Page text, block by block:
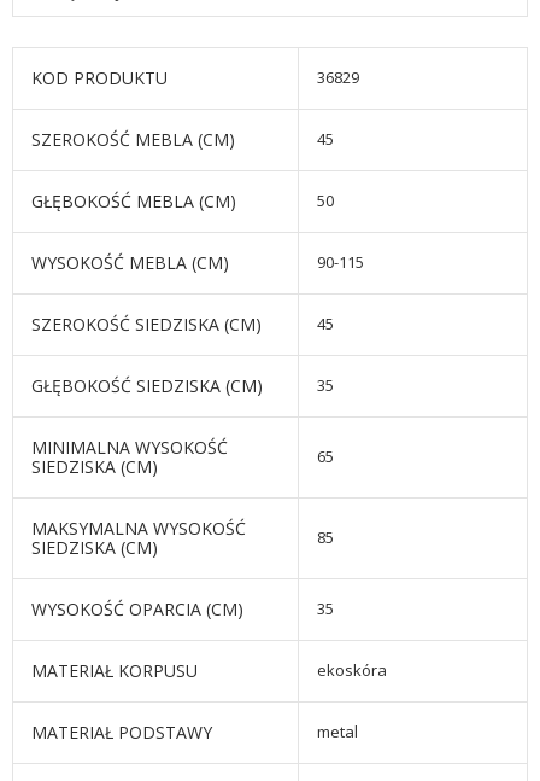
KOD PRODUKTU 36829
SZEROKOŚĆ MEBLA (CM) 45
GŁĘBOKOŚĆ MEBLA (CM) 50
WYSOKOŚĆ MEBLA (CM) 90-115
SZEROKOŚĆ SIEDZISKA (CM) 45
GŁĘBOKOŚĆ SIEDZISKA (CM) 35
MINIMALNA WYSOKOŚĆ
SIEDZISKA (CM)
65
MAKSYMALNA WYSOKOŚĆ
SIEDZISKA (CM)
85
WYSOKOŚĆ OPARCIA (CM) 35
MATERIAŁ KORPUSU ekoskóra
MATERIAŁ PODSTAWY metal